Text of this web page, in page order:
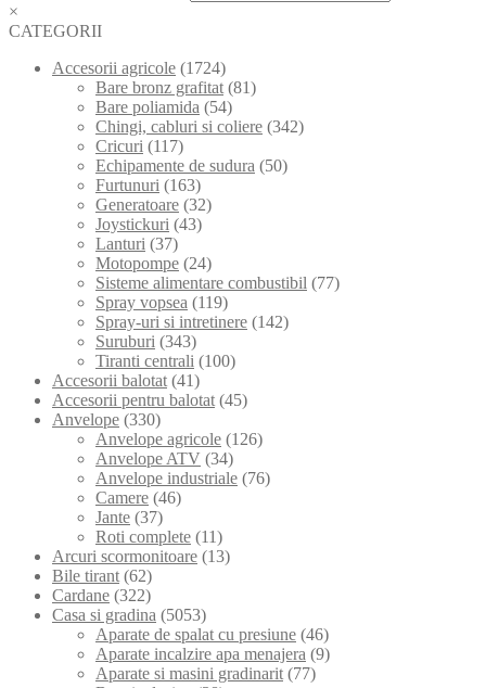
×
CATEGORII
Accesorii agricole (1724)
Bare bronz grafitat (81)
Bare poliamida (54)
Chingi, cabluri si coliere (342)
Cricuri (117)
Echipamente de sudura (50)
Furtunuri (163)
Generatoare (32)
Joystickuri (43)
Lanturi (37)
Motopompe (24)
Sisteme alimentare combustibil (77)
Spray vopsea (119)
Spray-uri si intretinere (142)
Suruburi (343)
Tiranti centrali (100)
Accesorii balotat (41)
Accesorii pentru balotat (45)
Anvelope (330)
Anvelope agricole (126)
Anvelope ATV (34)
Anvelope industriale (76)
Camere (46)
Jante (37)
Roti complete (11)
Arcuri scormonitoare (13)
Bile tirant (62)
Cardane (322)
Casa si gradina (5053)
Aparate de spalat cu presiune (46)
Aparate incalzire apa menajera (9)
Aparate si masini gradinarit (77)